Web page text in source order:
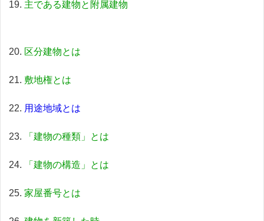
主である建物と附属建物
区分建物とは
敷地権とは
用途地域とは
「建物の種類」とは
「建物の構造」とは
家屋番号とは